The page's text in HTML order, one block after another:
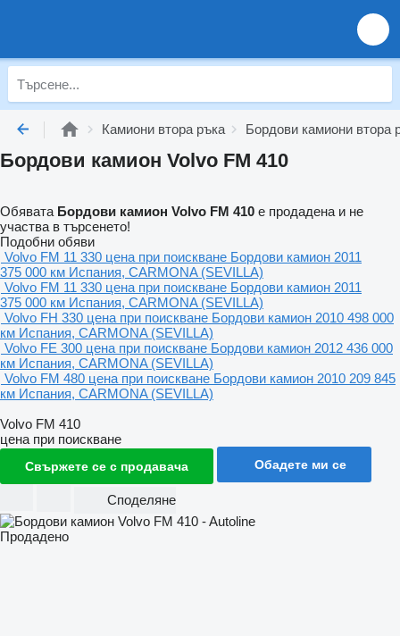
Камиони втора ръка Бордови камиони втора
Бордови камион Volvo FM 410
Обявата Бордови камион Volvo FM 410 е продадена и не
участва в търсенето!
Подобни обяви
Volvo FM 11 330 цена при поискване Бордови камион 2011
375 000 км Испания, CARMONA (SEVILLA)
Volvo FM 11 330 цена при поискване Бордови камион 2011
375 000 км Испания, CARMONA (SEVILLA)
Volvo FH 330 цена при поискване Бордови камион 2010 498 000
км Испания, CARMONA (SEVILLA)
Volvo FE 300 цена при поискване Бордови камион 2012 436 000
км Испания, CARMONA (SEVILLA)
Volvo FM 480 цена при поискване Бордови камион 2010 209 845
км Испания, CARMONA (SEVILLA)
Volvo FM 410
цена при поискване
Свържете се с продавача Обадете ми се
Споделяне
Продадено